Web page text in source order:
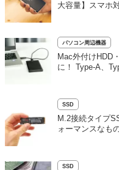
大容量】スマホ
パソコン周辺機器
Mac外付けHDD
に！ Type-A、
SSD
M.2接続タイプ
ォーマンスなも
SSD